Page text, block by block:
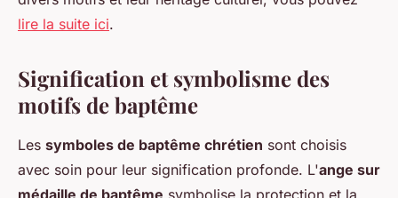
lire la suite ici.
Signification et symbolisme des
motifs de baptême
Les symboles de baptême chrétien sont choisis
avec soin pour leur signification profonde. L'ange sur